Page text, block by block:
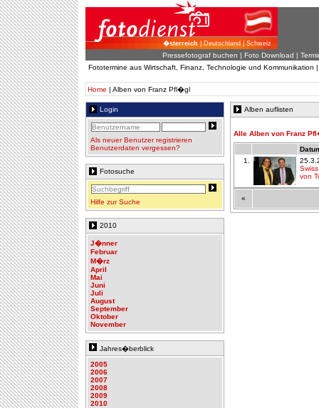
�sterreich| Deutschland | Schweiz
Pressefotograf buchen | Foto Download |
Fototermine aus Wirtschaft, Finanz, Technologie und Kommunikation
Home | Alben von Franz Pfl�gl
Login
Als neuer Benutzer registrieren
Benutzerdaten vergessen?
Fotosuche
Hilfe zur Suche
2010
J�nner
Februar
M�rz
April
Mai
Juni
Juli
August
September
Oktober
November
Jahres�berblick
2005
2006
2007
2008
2009
2010
Alben auflisten
Alle Alben von Franz
1.
von
«